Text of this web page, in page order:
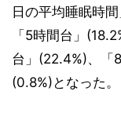
日の平均睡眠時
「5時間台」
台」(22.4%)、「
(0.8%)となった。